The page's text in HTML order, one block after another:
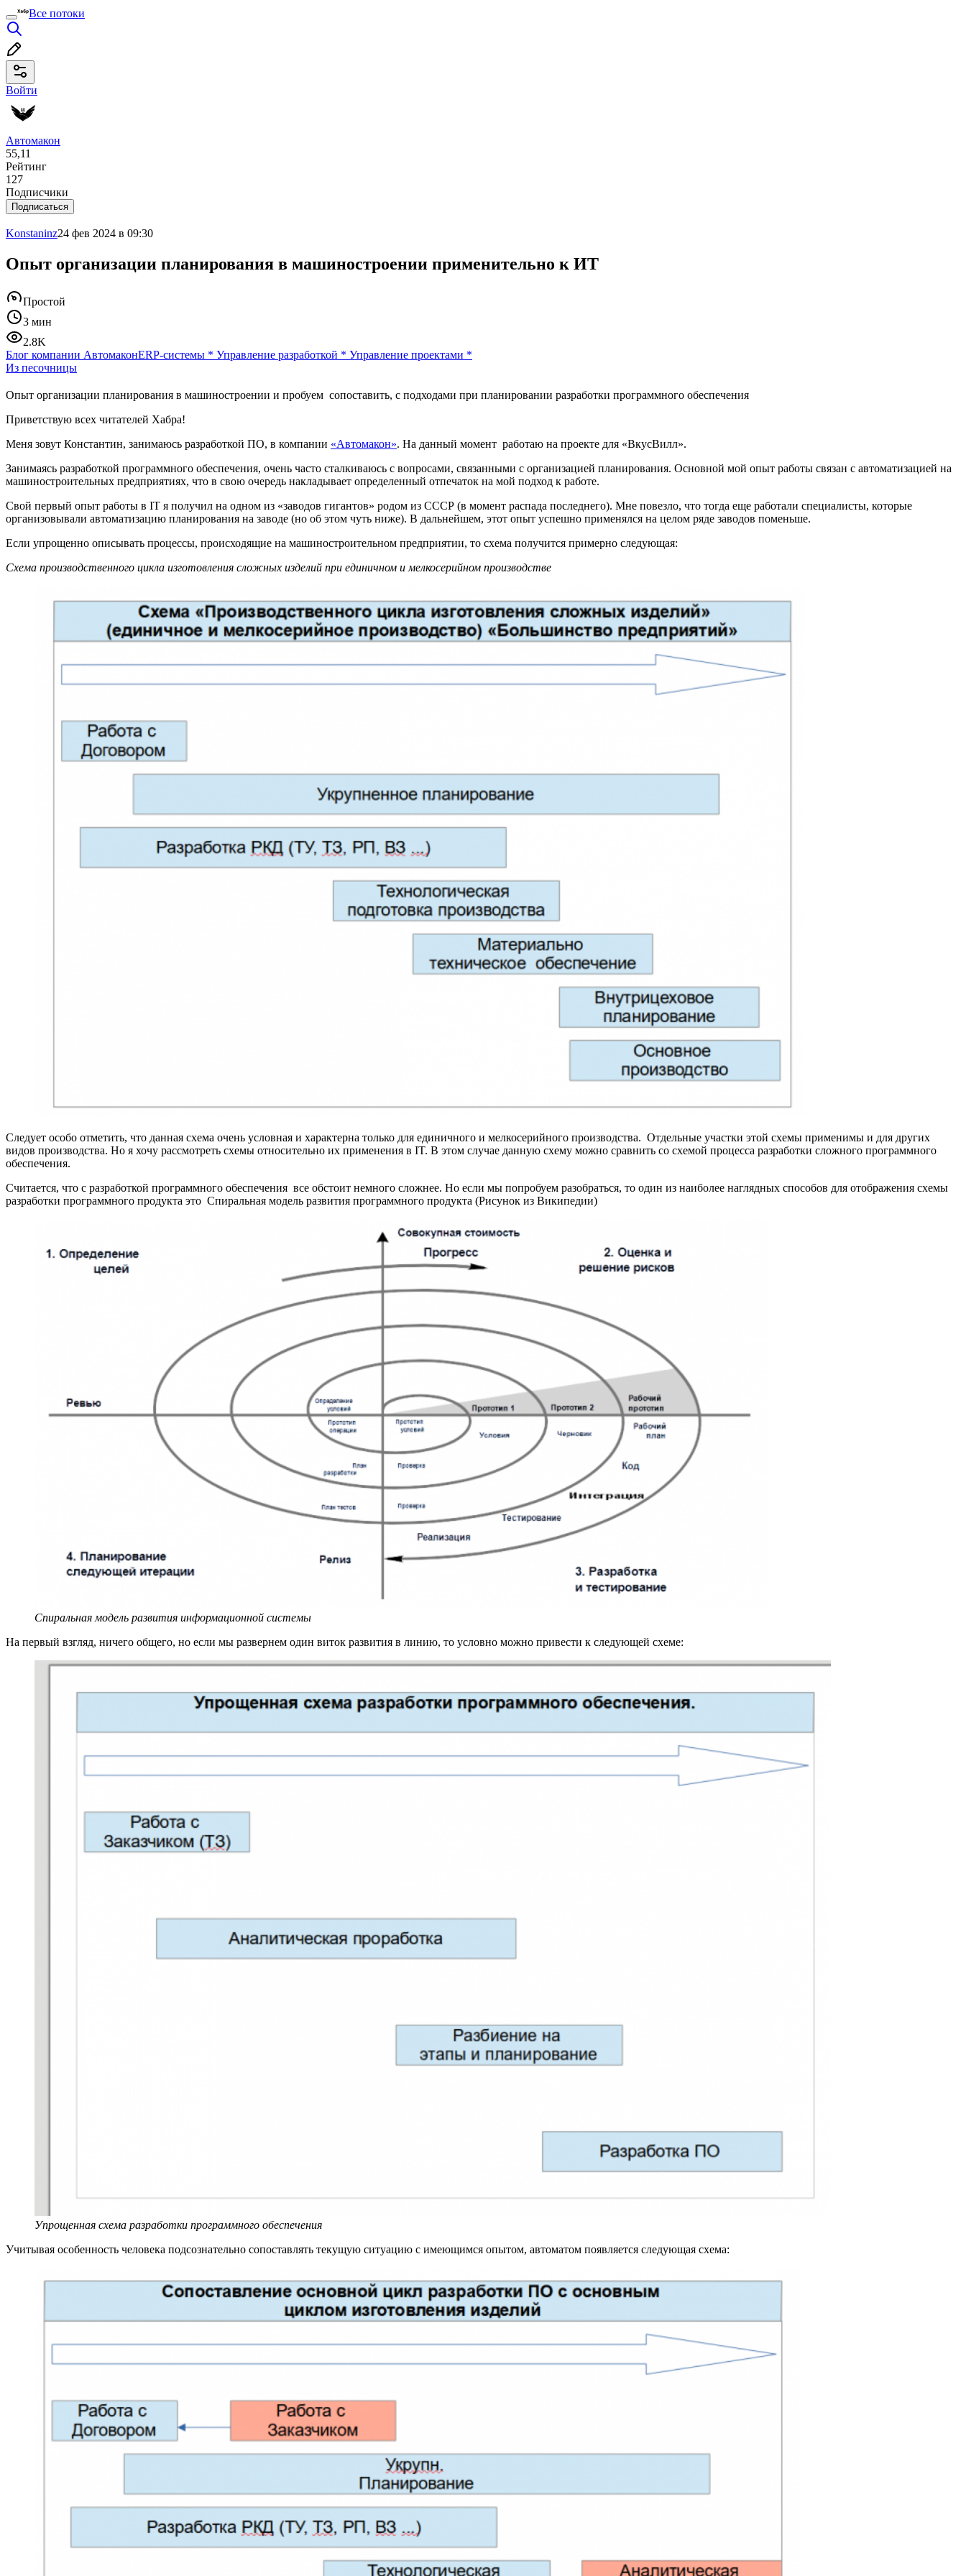
Все потоки
Войти
Автомакон
55,11
Рейтинг
127
Подписчики
Подписаться
Konstaninz24 фев 2024 в 09:30
Опыт организации планирования в машиностроении применительно к ИТ
Простой
3 мин
2.8K
Блог компании АвтомаконERP-системы * Управление разработкой * Управление проектами *
Из песочницы
Опыт организации планирования в машиностроении и пробуем сопоставить, с подходами при планировании разработки программного обеспечения
Приветствую всех читателей Хабра!
Меня зовут Константин, занимаюсь разработкой ПО, в компании «Автомакон». На данный момент работаю на проекте для «ВкусВилл».
Занимаясь разработкой программного обеспечения, очень часто сталкиваюсь с вопросами, связанными с организацией планирования. Основной мой опыт работы связан с автоматизацией на
машиностроительных предприятиях, что в свою очередь накладывает определенный отпечаток на мой подход к работе.
Свой первый опыт работы в IT я получил на одном из «заводов гигантов» родом из СССР (в момент распада последнего). Мне повезло, что тогда еще работали специалисты, которые
организовывали автоматизацию планирования на заводе (но об этом чуть ниже). В дальнейшем, этот опыт успешно применялся на целом ряде заводов поменьше.
Если упрощенно описывать процессы, происходящие на машиностроительном предприятии, то схема получится примерно следующая:
Схема производственного цикла изготовления сложных изделий при единичном и мелкосерийном производстве
Следует особо отметить, что данная схема очень условная и характерна только для единичного и мелкосерийного производства. Отдельные участки этой схемы применимы и для других
видов производства. Но я хочу рассмотреть схемы относительно их применения в IT. В этом случае данную схему можно сравнить со схемой процесса разработки сложного программного
обеспечения.
Считается, что с разработкой программного обеспечения все обстоит немного сложнее. Но если мы попробуем разобраться, то один из наиболее наглядных способов для отображения схемы
разработки программного продукта это Спиральная модель развития программного продукта (Рисунок из Википедии)
Спиральная модель развития информационной системы
На первый взгляд, ничего общего, но если мы развернем один виток развития в линию, то условно можно привести к следующей схеме:
Упрощенная схема разработки программного обеспечения
Учитывая особенность человека подсознательно сопоставлять текущую ситуацию с имеющимся опытом, автоматом появляется следующая схема: